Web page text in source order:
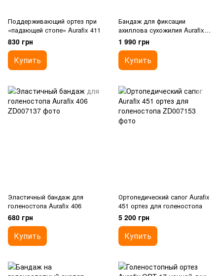
Поддерживающий ортез при
«падающей стопе» Aurafix 411
830 грн
Купить
Бандаж для фиксации
ахиллова сухожилия Aurafix
409
1 990 грн
Купить
Эластичный бандаж для
голеностопа Aurafix 406
680 грн
Купить
Ортопедический сапог Aurafix
451 ортез для голеностопа
5 200 грн
Купить